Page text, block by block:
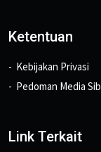
Ketentuan
Kebijakan Privasi
Pedoman Media
Link Terkait